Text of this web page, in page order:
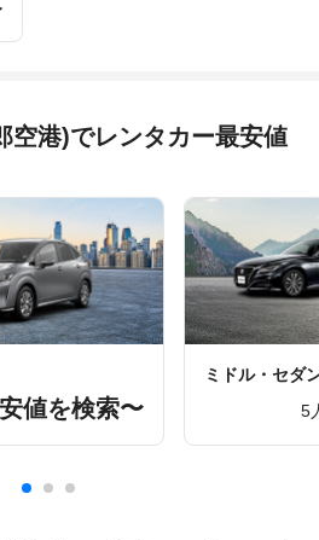
空港)でレンタカー最安値
値を検索〜
ミドル・セダ
5